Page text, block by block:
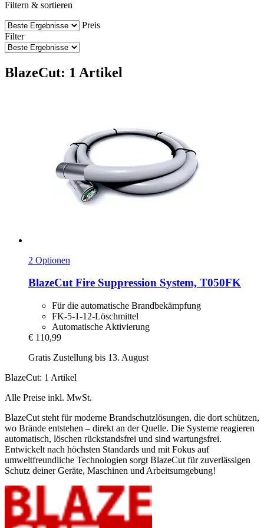
Filtern & sortieren
Preis
Filter
BlazeCut: 1 Artikel
2 Optionen
BlazeCutFire Suppression System, T050FK
Für die automatische Brandbekämpfung
FK-5-1-12-Löschmittel
Automatische Aktivierung
€ 110,99
Gratis Zustellung bis 13. August
BlazeCut: 1 Artikel
Alle Preise inkl. MwSt.
BlazeCut steht für moderne Brandschutzlösungen, die dort schützen,
wo Brände entstehen – direkt an der Quelle. Die Systeme reagieren
automatisch, löschen rückstandsfrei und sind wartungsfrei.
Entwickelt nach höchsten Standards und mit Fokus auf
umweltfreundliche Technologien sorgt BlazeCut für zuverlässigen
Schutz deiner Geräte, Maschinen und Arbeitsumgebung!